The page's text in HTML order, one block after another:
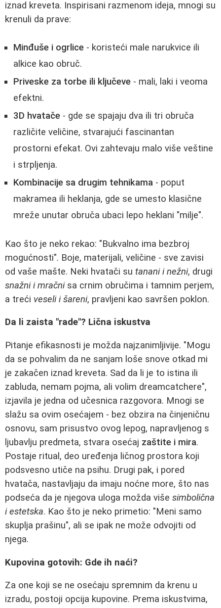
iznad kreveta. Inspirisani razmenom ideja, mnogi su
krenuli da prave:
Minđuše i ogrlice - koristeći male narukvice ili
alkice kao obruč.
Priveske za torbe ili ključeve - mali, laki i veoma
efektni.
3D hvatače - gde se spajaju dva ili tri obruča
različite veličine, stvarajući fascinantan
prostorni efekat. Ovi zahtevaju malo više veštine
i strpljenja.
Kombinacije sa drugim tehnikama - poput
makramea ili heklanja, gde se umesto klasične
mreže unutar obruča ubaci lepo heklani "milje".
Kao što je neko rekao: "Bukvalno ima bezbroj
mogućnosti". Boje, materijali, veličine - sve zavisi
od vaše mašte. Neki hvatači su tanani i nežni, drugi
snažni i mračnisa crnim obručima i tamnim perjem,
a treći veseli i šareni, pravljeni kao savršen poklon.
Da li zaista "rade"? Lična iskustva
Pitanje efikasnosti je možda najzanimljivije. "Mogu
da se pohvalim da ne sanjam loše snove otkad mi
je zakačen iznad kreveta. Sad da li je to istina ili
zabluda, nemam pojma, ali volim dreamcatchere",
izjavila je jedna od učesnica razgovora. Mnogi se
slažu sa ovim osećajem - bez obzira na činjeničnu
osnovu, sam prisustvo ovog lepog, napravljenog s
ljubavlju predmeta, stvara osećaj zaštite i mira.
Postaje ritual, deo uređenja ličnog prostora koji
podsvesno utiče na psihu. Drugi pak, i pored
hvatača, nastavljaju da imaju noćne more, što nas
podseća da je njegova uloga možda više simbolična
i estetska. Kao što je neko primetio: "Meni samo
skuplja prašinu", ali se ipak ne može odvojiti od
njega.
Kupovina gotovih: Gde ih naći?
Za one koji se ne osećaju spremnim da krenu u
izradu, postoji opcija kupovine. Prema iskustvima,